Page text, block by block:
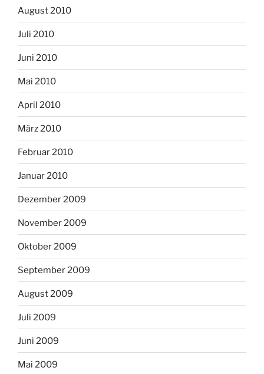
August 2010
Juli 2010
Juni 2010
Mai 2010
April 2010
März 2010
Februar 2010
Januar 2010
Dezember 2009
November 2009
Oktober 2009
September 2009
August 2009
Juli 2009
Juni 2009
Mai 2009